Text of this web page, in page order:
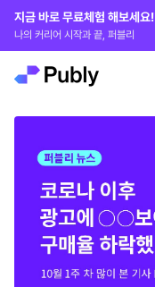
지금 바로 무료체험 해보세요!
나의 커리어 시작과 끝, 퍼블리